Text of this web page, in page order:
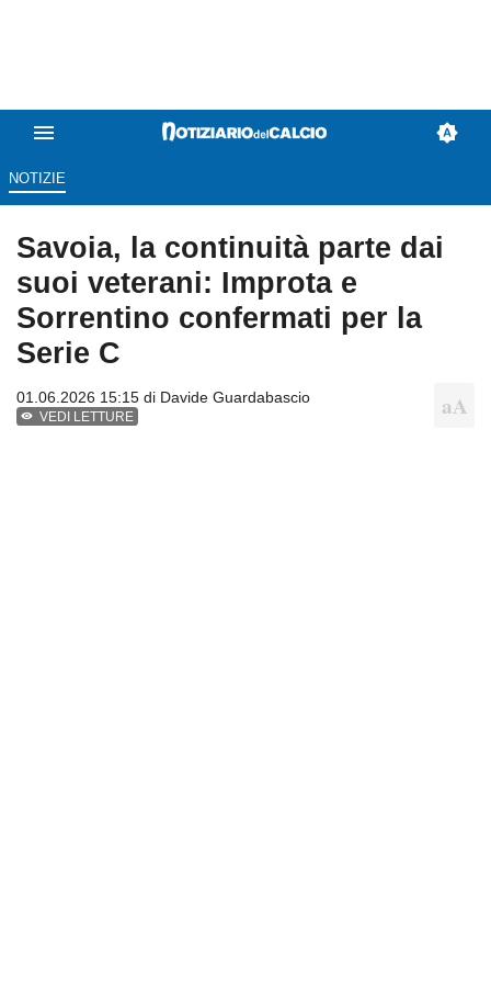
NOTIZIE
Savoia, la continuità parte dai
suoi veterani: Improta e
Sorrentino confermati per la
Serie C
01.06.2026 15:15 di Davide Guardabascio
VEDI LETTURE